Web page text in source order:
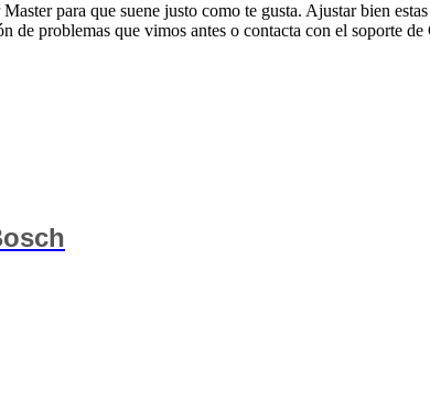
para que suene justo como te gusta. Ajustar bien
problemas que vimos antes o contacta con el soporte